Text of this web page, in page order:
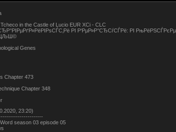
in the Castle of Lucio EUR XCi - CLC
РІ Р‘РµР»Р°СЂСѓСЃРё: РІ
Genes
Chapter 473
Chapter 348
23:20)
season 03 episode 05